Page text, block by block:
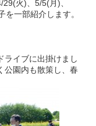
火)、5/5(月)、
一部紹介します。
ライブに出掛けまし
公園内も散策し、春